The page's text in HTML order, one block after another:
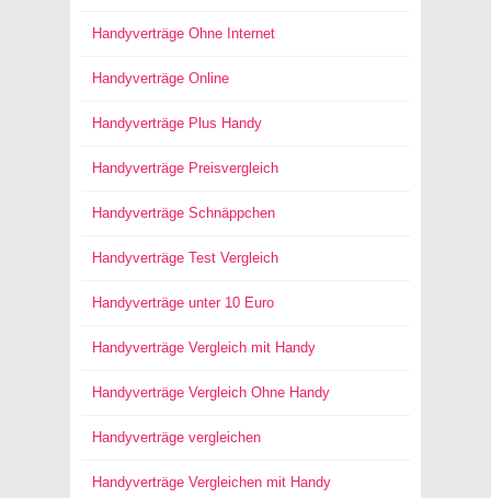
Handyverträge Ohne Internet
Handyverträge Online
Handyverträge Plus Handy
Handyverträge Preisvergleich
Handyverträge Schnäppchen
Handyverträge Test Vergleich
Handyverträge unter 10 Euro
Handyverträge Vergleich mit Handy
Handyverträge Vergleich Ohne Handy
Handyverträge vergleichen
Handyverträge Vergleichen mit Handy